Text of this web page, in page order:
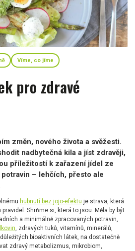
Víme, co jíme
pro zdravé
změn, nového života a svěžesti.
nadbytečná kila a jíst zdravěji,
příležitostí k zařazení jídel ze
– lehčích, přesto ale
hubnutí bez jojo-efektu je strava, která
Shrňme si, která to jsou. Měla by být
a minimálně zpracovaných potravin,
, zdravých tuků, vitamínů, minerálů,
bioaktivních látek, na dostatečně
zdravý metabolizmus, mikrobiom,